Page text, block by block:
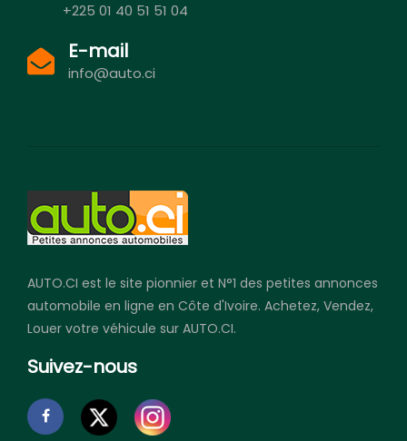
+225 01 40 51 51 04
E-mail
info@auto.ci
AUTO.CI est le site pionnier et N°1 des petites annonces
automobile en ligne en Côte d'Ivoire. Achetez, Vendez,
Louer votre véhicule sur AUTO.CI.
Suivez-nous